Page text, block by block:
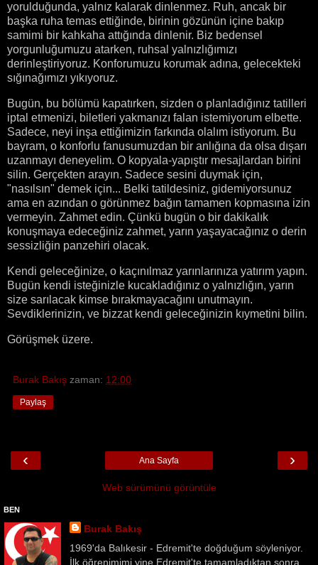
yorulduğunda, yalnız kalarak dinlenmez. Ruh, ancak bir
başka ruha temas ettiğinde, birinin gözünün içine bakıp
samimi bir kahkaha attığında dinlenir. Biz bedensel
yorgunluğumuzu atarken, ruhsal yalnızlığımızı
derinleştiriyoruz. Konforumuzu korumak adına, gelecekteki
sığınağımızı yıkıyoruz.
Bugün, bu bölümü kapatırken, sizden o planladığınız tatilleri
iptal etmenizi, biletleri yakmanızı falan istemiyorum elbette.
Sadece, neyi inşa ettiğimizin farkında olalım istiyorum. Bu
bayram, o konforlu fanusumuzdan bir anlığına da olsa dışarı
uzanmayı deneyelim. O kopyala-yapıştır mesajlardan birini
silin. Gerçekten arayın. Sadece sesini duymak için,
"nasılsın" demek için... Belki tatildesiniz, gidemiyorsunuz
ama en azından o görünmez bağın tamamen kopmasına izin
vermeyin. Zahmet edin. Çünkü bugün o bir dakikalık
konuşmaya edeceğiniz zahmet, yarın yaşayacağınız o derin
sessizliğin panzehiri olacak.
Kendi geleceğinize, o kaçınılmaz yarınlarınıza yatırım yapın.
Bugün kendi isteğinizle kucakladığınız o yalnızlığın, yarın
size sarılacak kimse bırakmayacağını unutmayın.
Sevdiklerinizin, ve bizzat kendi geleceğinizin kıymetini bilin.
Görüşmek üzere.
Burak Bakış zaman: 12:00
Paylaş
‹ ›
Ana Sayfa
Web sürümünü görüntüle
BEN
Burak Bakış
1969'da Balıkesir - Edremit'te doğduğum söyleniyor.
İlk öğrenimimi yine Edremit'te tamamladıktan sonra,